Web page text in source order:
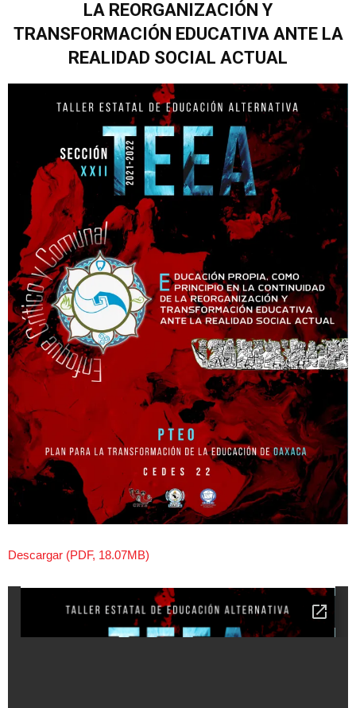
LA REORGANIZACIÓN Y
TRANSFORMACIÓN EDUCATIVA ANTE LA
REALIDAD SOCIAL ACTUAL
Descargar (PDF, 18.07MB)